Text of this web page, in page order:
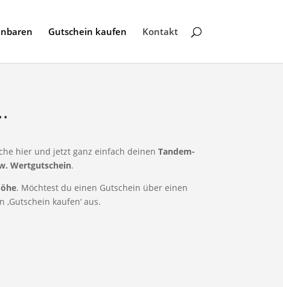
Gutschein kaufen Kontakt
hier und jetzt ganz einfach deinen Tandem-
Wertgutschein.
. Möchtest du einen Gutschein über einen
kaufen‘ aus.